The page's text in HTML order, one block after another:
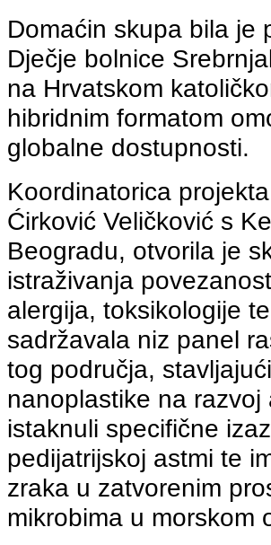
Domaćin skupa bila je
Dječje bolnice
na Hrvatskom
hibridnim formatom
globalne dostupnosti.
Koordinatorica
Ćirković Veličković s
Beogradu, otvorila je
istraživanja
alergija, toksikologije
sadržavala niz panel
tog područja,
nanoplastike na
istaknuli specifične
pedijatrijskoj astmi te
zraka u zatvorenim
mikrobima u morskom